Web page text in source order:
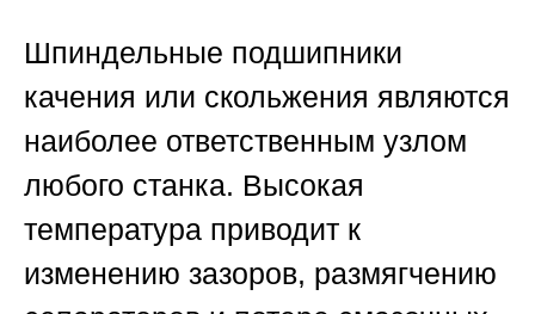
Шпиндельные подшипники
качения или скольжения являются
наиболее ответственным узлом
любого станка. Высокая
температура приводит к
изменению зазоров, размягчению